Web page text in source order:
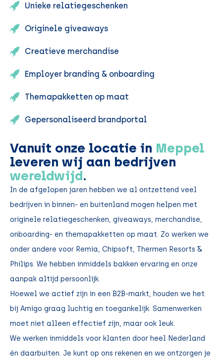
Unieke relatiegeschenken
Originele giveaways
Creatieve merchandise
Employer branding & onboarding
Themapakketten op maat
Gepersonaliseerd brandportal
Vanuit onze locatie in Meppel
leveren wij aan bedrijven
wereldwijd.
In de afgelopen jaren hebben we al ontzettend veel
bedrijven in binnen- en buitenland mogen helpen met
originele relatiegeschenken, giveaways, merchandise,
onboarding- en themapakketten op maat. Zo werken we
onder andere voor Remia, Chipsoft, Thermen Resorts &
Philips. We hebben inmiddels bakken ervaring en onze
aanpak altijd persoonlijk.
Hoewel we actief zijn in een B2B-markt, houden we het
bij Amigo graag luchtig en toegankelijk. Samenwerken
moet niet alleen effectief zijn, maar ook leuk.
We werken inmiddels voor klanten door heel Nederland
én daarbuiten. Je kunt op ons rekenen en we ontzorgen je